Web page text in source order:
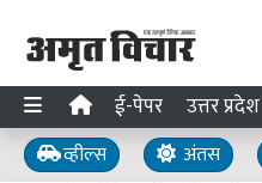
ई-पेपर उत्तर प्रदेश
व्हील्स अंतस